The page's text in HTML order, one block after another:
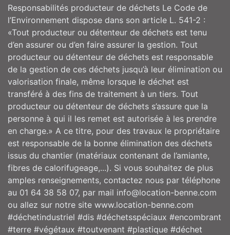
Responsabilités producteur de déchets Le Code de
l’Environnement dispose dans son article L. 541-2 :
«Tout producteur ou détenteur de déchets est tenu
d’en assurer ou d’en faire assurer la gestion. Tout
producteur ou détenteur de déchets est responsable
de la gestion de ces déchets jusqu’à leur élimination ou
valorisation finale, même lorsque le déchet est
transféré à des fins de traitement à un tiers. Tout
producteur ou détenteur de déchets s’assure que la
personne à qui il les remet est autorisée à les prendre
en charge.» A ce titre, pour des travaux le propriétaire
est responsable de la bonne élimination des déchets
issus du chantier (matériaux contenant de l’amiante,
fibres de calorifugeage,...). Si vous souhaitez de plus
amples renseignements, contactez nous par téléphone
au 01 64 38 58 07, par mail info@location-benne.com
ou allez sur notre site www.location-benne.com
#déchetindustriel #dis #déchetsspéciaux #encombrant
#terre #végétaux #toutvenant #plastique #déchet